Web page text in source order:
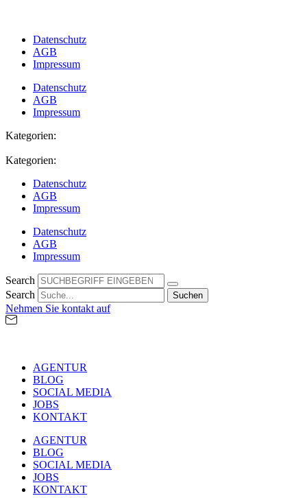
Datenschutz
AGB
Impressum
Datenschutz
AGB
Impressum
Kategorien:
Kategorien:
Datenschutz
AGB
Impressum
Datenschutz
AGB
Impressum
Search
Search
Suchen
Nehmen Sie kontakt auf
AGENTUR
BLOG
SOCIAL MEDIA
JOBS
KONTAKT
AGENTUR
BLOG
SOCIAL MEDIA
JOBS
KONTAKT